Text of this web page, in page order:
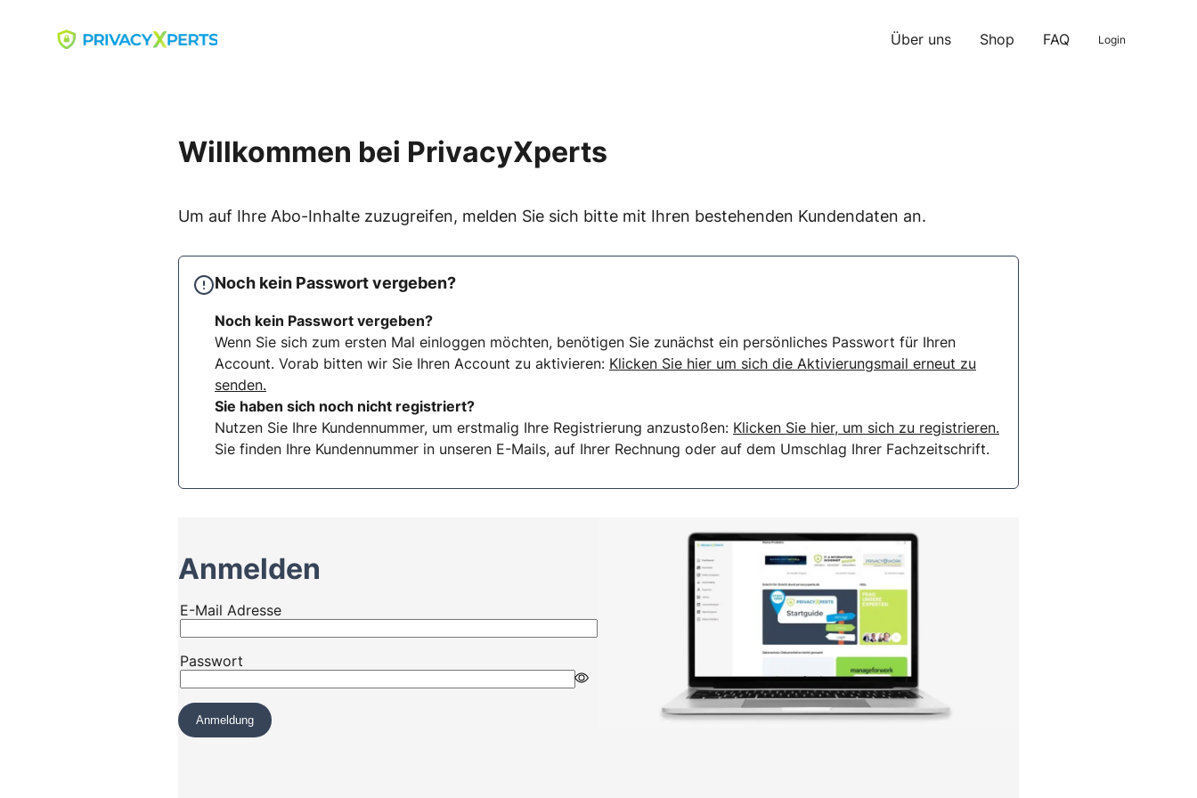
Go to landing page. Über uns Shop FAQ Login
Willkommen bei PrivacyXperts
Um auf Ihre Abo-Inhalte zuzugreifen, melden Sie sich bitte mit Ihren bestehenden Kundendaten an.
Noch kein Passwort vergeben?
Noch kein Passwort vergeben?
Wenn Sie sich zum ersten Mal einloggen möchten, benötigen Sie zunächst ein persönliches Passwort für Ihren
Account. Vorab bitten wir Sie Ihren Account zu aktivieren: Klicken Sie hier um sich die Aktivierungsmail erneut zu
senden.
Sie haben sich noch nicht registriert?
Nutzen Sie Ihre Kundennummer, um erstmalig Ihre Registrierung anzustoßen: Klicken Sie hier, um sich zu registrieren.
Sie finden Ihre Kundennummer in unseren E-Mails, auf Ihrer Rechnung oder auf dem Umschlag Ihrer Fachzeitschrift.
Anmelden